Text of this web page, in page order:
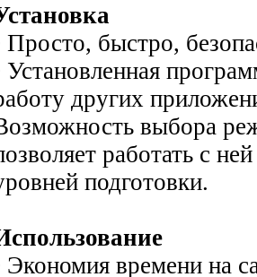
Просто, быстро,
Установленная
других
выбора
работать с
подготовки.
Экономия времени на